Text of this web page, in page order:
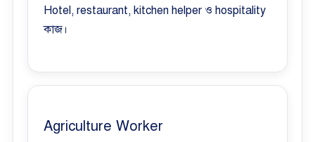
Hotel, restaurant, kitchen helper ও hospitality
কাজ।
Agriculture Worker